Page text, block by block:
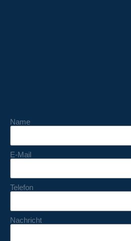
Name
E-Mail
Telefon
Nachricht